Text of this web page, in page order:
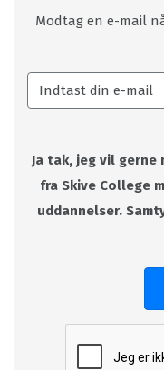
Modtag en e-mail
Ja tak, jeg vil gerne
fra Skive College
uddannelser.